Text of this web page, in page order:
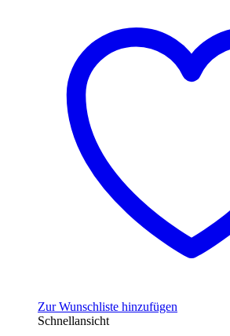
Zur Wunschliste hinzufügen
Schnellansicht